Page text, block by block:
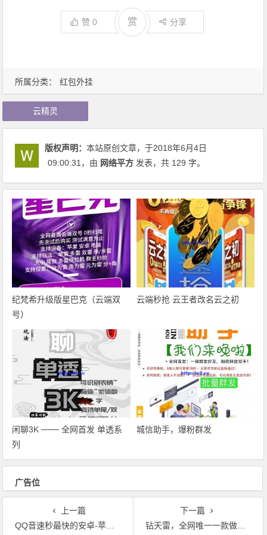
所属分类： 红包外挂
赞0 赏 分享
云精灵
版权声明：本站原创文章，于2018年6月4日
09:00:31 ，由 网络平方 发表，共 129 字。
纪梵希升级版星巴克（云端双
号）
云端秒抢 云王者改名云之初
闲聊3K ─── 全网首发 单透系
列
城信助手，爆粉群发
广告位
上一篇
QQ音速秒最快的安卓-苹果Q秒
下一篇
钻天雷，全网唯一一款做到入侵TX红包数据的埋雷软件